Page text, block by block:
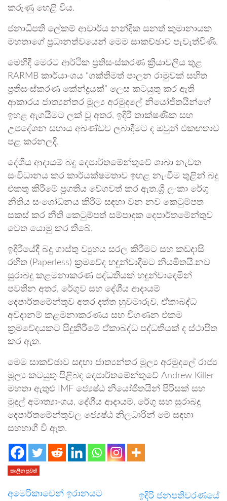
කරුණු හෙළි විය.
ජනාධිපති ලේකම් ආචාර්ය නන්දික සනත් කුමානායක
මහතාගේ ප්‍රධානත්වයෙන් මෙම සාකච්ඡාව පැවැත්විණි.
මෙහිදී මෙරට ආර්ථික ප්‍රතිසංස්කරණ ක්‍රියාවලිය තුළ
RARMB කාර්යාංශය “ශක්තිමත් පාලන රාමුවක් සහිත
ප්‍රතිසංස්කරණ කේන්ද්‍රයක්” ලෙස කටයුතු කර ඇති
ආකාරය ජාත්‍යන්තර මූල්‍ය අරමුදලේ නියෝජිතයින්ගේ
ඉහළ ඇගයීමට ලක් වූ අතර, ඉදිරි තාක්ෂණික සහ
උපදේශන සහාය අඛණ්ඩව ලබාදීමට ද ඔවුන් එකඟතාව
පළ කරනලදි.
දේශීය ආදායම් බදු දෙපාර්තමේන්තුවේ ශාඛා නැවත
සංවිධානය කර කාර්යක්ෂමතාව ඉහළ නැංවීම තුළින් බදු
එකතු කිරීමේ ප්‍රගතිය වේගවත් කර ඇත.ශ්‍රී ලංකා රේගු
නීතිය සංශෝධනය කිරීම සඳහා වන නව කෙටුම්පත
සකස් කර නීති කෙටුම්පත් සම්පාදක දෙපාර්තමේන්තුව
වෙත යොමු කර තිබේ.
ඉදිරියේදී බදු ගාස්තු ව්‍යුහය සරල කිරීමට සහ කඩදාසි
රහිත (Paperless) ක්‍රමවේද හඳුන්වාදීමට නියමිතයි.නව
සුරාබදු කළමනාකරණ පද්ධතියක් හඳුන්වාදෙමින්
පවතින අතර, රේගුව සහ දේශීය ආදායම්
දෙපාර්තමේන්තුව අතර දත්ත හුවමාරුව, ඒකාබද්ධ
අවදානම් කළමනාකරණය සහ විගණන එකම
ක්‍රමවේදයකට සිදුකිරීමේ ඒකාබද්ධ පද්ධතියක් ද ස්ථාපිත
කර ඇත.
මෙම සාකච්ඡාව සඳහා ජාත්‍යන්තර මූල්‍ය අරමුදලේ රාජ්‍ය
මූල්‍ය කටයුතු පිළිබඳ දෙපාර්තමේන්තුවේ Andrew Killer
මහතා ඇතුළු IMF ජ්‍යෙෂ්ඨ නියෝජිතයින් පිරිසක් සහ
මුදල් අමාත්‍යාංශය, දේශීය ආදායම්, රේගු සහ සුරාබදු
දෙපාර්තමේන්තුවල ජ්‍යෙෂ්ඨ නිලධාරින් මේ සඳහා
සහභාගී වි ඇත.
කාලීන පුවත්
අමෙරිකාවෙන් ඉරානයට
ඉදිරි ජනපතිවරණයේ